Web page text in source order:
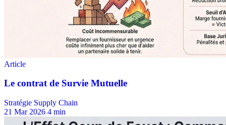
Stratégie Supply Chain
21 Mar 2026 4 min